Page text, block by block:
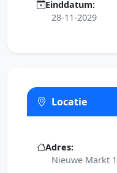
Einddatum:
28-11-2029
Locatie
Adres:
Nieuwe Markt 1